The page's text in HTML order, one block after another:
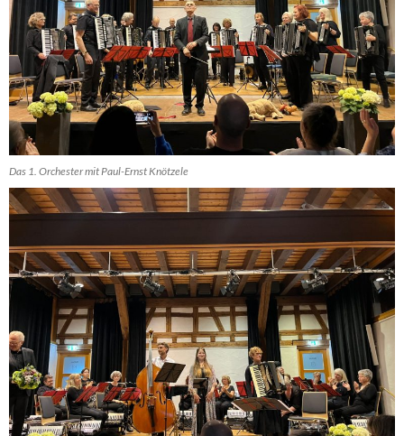
Das 1. Orchester mit Paul-Ernst Knötzele